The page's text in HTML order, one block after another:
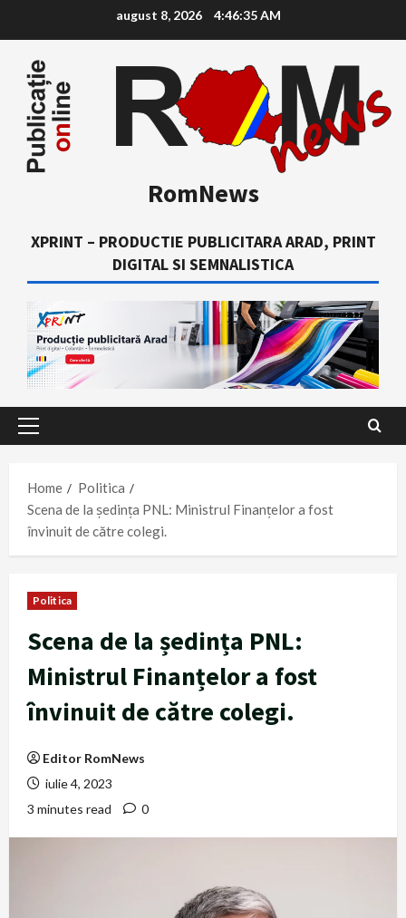
content
august 8, 2026 4:46:36 AM
RomNews
XPRINT – PRODUCTIE PUBLICITARA ARAD, PRINT
DIGITAL SI SEMNALISTICA
Primary
Home
Politica
Scena de la ședința PNL: Ministrul Finanțelor a fost
învinuit de către colegi.
Politica
Scena de la ședința PNL:
Ministrul Finanțelor a fost
învinuit de către colegi.
Editor RomNews
iulie 4, 2023
3 minutes read
0